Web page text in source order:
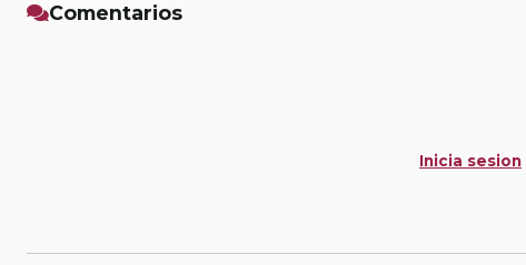
Comentarios
Inicia sesion